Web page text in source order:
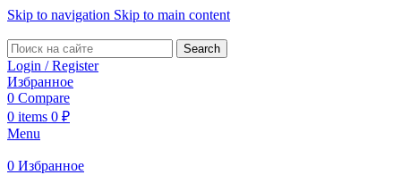
Skip to navigation Skip to main content
Search
Login / Register
Избранное
0 Compare
0 items 0 ₽
Menu
0 Избранное